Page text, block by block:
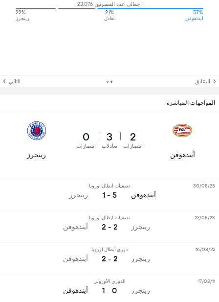
إجمالي عدد المصوتين 23,076
57%
آيندهوفن
21%
تعادل
22%
رينجرز
السّابق التالي
المواجهات المباشرة
آيندهوفن
2
انتصارات
3
تعادلات
0
انتصارات
رينجرز
آيندهوفن
تصفيات ابطال اوروبا
5 - 1 رينجرز
30/08/23
رينجرز
تصفيات ابطال اوروبا
2 - 2 آيندهوفن
22/08/23
رينجرز
دوري أبطال اوروبا
2 - 2 آيندهوفن
16/08/22
رينجرز
الدوري الأوروبي
0 - 1 آيندهوفن
17/03/11